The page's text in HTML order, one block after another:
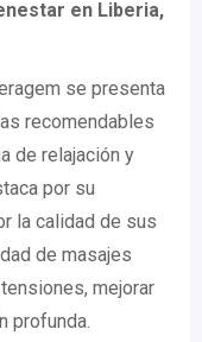
en Liberia,
se presenta
recomendables
de relajación y
por su
la calidad de sus
de masajes
mejorar
profunda.